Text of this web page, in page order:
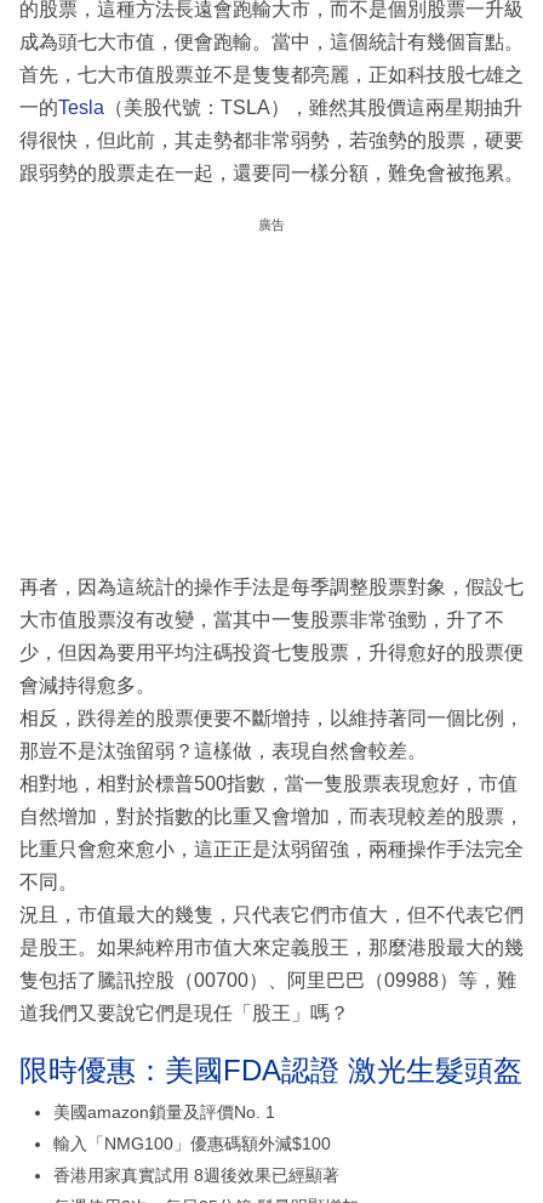
的股票，這種方法長遠會跑輸大市，而不是個別股票一升級
成為頭七大市值，便會跑輸。當中，這個統計有幾個盲點。
首先，七大市值股票並不是隻隻都亮麗，正如科技股七雄之
一的Tesla （美股代號：TSLA），雖然其股價這兩星期抽升
得很快，但此前，其走勢都非常弱勢，若強勢的股票，硬要
跟弱勢的股票走在一起，還要同一樣分額，難免會被拖累。
廣告
再者，因為這統計的操作手法是每季調整股票對象，假設七
大市值股票沒有改變，當其中一隻股票非常強勁，升了不
少，但因為要用平均注碼投資七隻股票，升得愈好的股票便
會減持得愈多。
相反，跌得差的股票便要不斷增持，以維持著同一個比例，
那豈不是汰強留弱？這樣做，表現自然會較差。
相對地，相對於標普500指數，當一隻股票表現愈好，市值
自然增加，對於指數的比重又會增加，而表現較差的股票，
比重只會愈來愈小，這正正是汰弱留強，兩種操作手法完全
不同。
況且，市值最大的幾隻，只代表它們市值大，但不代表它們
是股王。如果純粹用市值大來定義股王，那麼港股最大的幾
隻包括了騰訊控股（00700）、阿里巴巴（09988）等，難
道我們又要說它們是現任「股王」嗎？
限時優惠：美國FDA認證 激光生髮頭盔
美國amazon鎖量及評價No. 1
輸入「NMG100」優惠碼額外減$100
香港用家真實試用 8週後效果已經顯著